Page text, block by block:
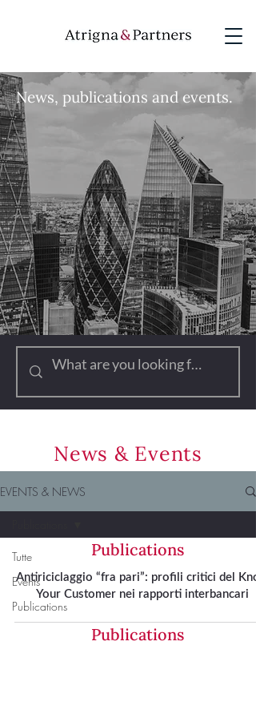
News, publications and events.
News & Events
EVENTS & NEWS
Tutte
Events
Publications
Publications
Antiriciclaggio “fra pari”: profili critici del
Your Customer nei rapporti interbancari
Publications